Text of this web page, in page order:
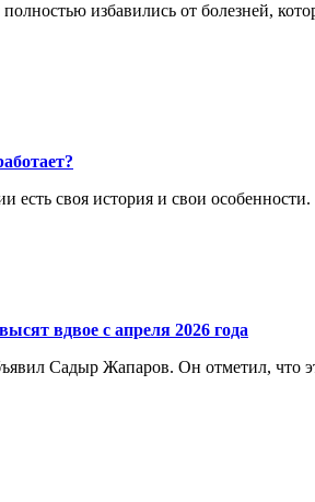
избавились от болезней,
своя история и свои особенности.
вдвое с апреля 2026 года
Садыр Жапаров. Он отметил,